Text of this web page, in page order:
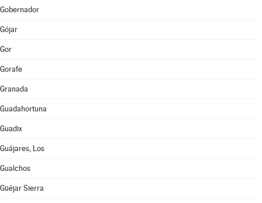
Gobernador
Gójar
Gor
Gorafe
Granada
Guadahortuna
Guadix
Guájares, Los
Gualchos
Güéjar Sierra